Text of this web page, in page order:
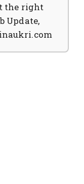
the right
Update,